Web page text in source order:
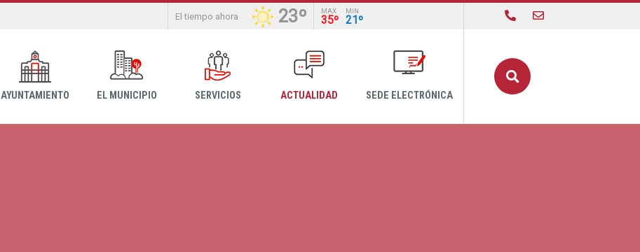
El tiempo ahora 23º MAX
35º
MIN
21º
AYUNTAMIENTO EL MUNICIPIO SERVICIOS ACTUALIDAD SEDE ELECTRÓNICA